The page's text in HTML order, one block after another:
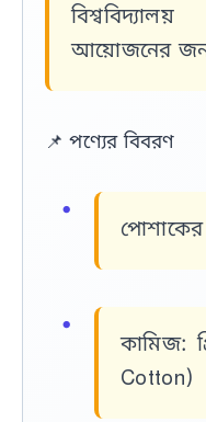
আয়োজনের
📌পণ্যের বিবরণ
কামিজ:
Cotton)